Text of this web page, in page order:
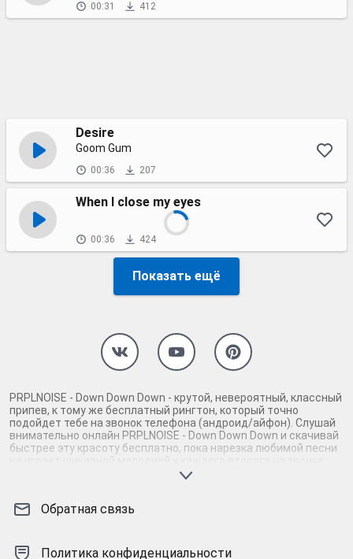
00:31 412
Desire
Goom Gum
00:36 207
When I close my eyes
00:36 424
Показать ещё
PRPLNOISE - Down Down Down - крутой, невероятный, классный
припев, к тому же бесплатный рингтон, который точно
подойдет тебе на звонок телефона (андроид/айфон). Слушай
внимательно онлайн PRPLNOISE - Down Down Down и скачивай
быстрее эту красоту бесплатно, пока нарезка любимой песни
не играет шикарной мелодией у каждого второго на звонке.
Будь первым, кто скачает бесплатно сей шедевр музыки и
скачать другую нарезку mp3 песни на звонок телефона, ну, или
восхитительно качественной нарезкой музыки сложно будет
Обратная связь
Политика конфиденциальности